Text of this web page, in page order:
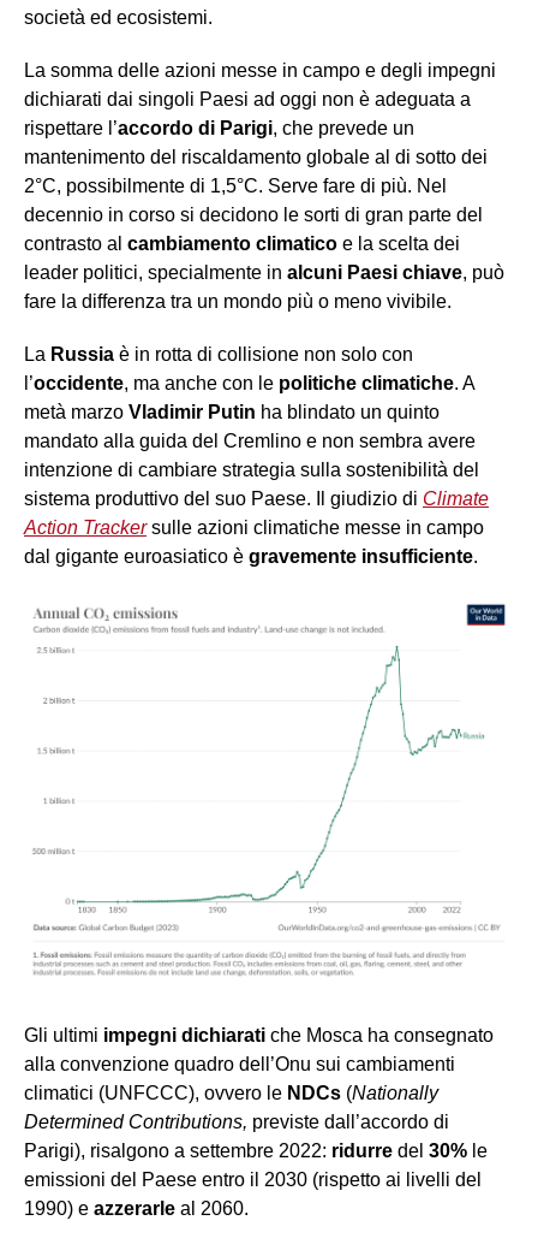
società ed ecosistemi.
La somma delle azioni messe in campo e degli impegni
dichiarati dai singoli Paesi ad oggi non è adeguata a
rispettare l’accordo di Parigi, che prevede un
mantenimento del riscaldamento globale al di sotto dei
2°C, possibilmente di 1,5°C. Serve fare di più. Nel
decennio in corso si decidono le sorti di gran parte del
contrasto al cambiamento climatico e la scelta dei
leader politici, specialmente in alcuni Paesi chiave, può
fare la differenza tra un mondo più o meno vivibile.
La Russia è in rotta di collisione non solo con
l’occidente, ma anche con le politiche climatiche. A
metà marzo Vladimir Putin ha blindato un quinto
mandato alla guida del Cremlino e non sembra avere
intenzione di cambiare strategia sulla sostenibilità del
sistema produttivo del suo Paese. Il giudizio di Climate
Action Tracker sulle azioni climatiche messe in campo
dal gigante euroasiatico è gravemente insufficiente.
Gli ultimi impegni dichiarati che Mosca ha consegnato
alla convenzione quadro dell’Onu sui cambiamenti
climatici (UNFCCC), ovvero le NDCs (Nationally
Determined Contributions, previste dall’accordo di
Parigi), risalgono a settembre 2022: ridurre del 30% le
emissioni del Paese entro il 2030 (rispetto ai livelli del
1990) e azzerarle al 2060.